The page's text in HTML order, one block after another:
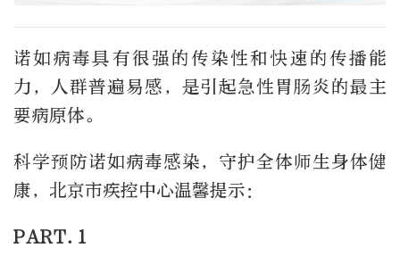
诺如病毒具有很强的传染性和快速的传播能
力，人群普遍易感，是引起急性胃肠炎的最主
要病原体。
科学预防诺如病毒感染，守护全体师生身体健
康，北京市疾控中心温馨提示：
PART.1